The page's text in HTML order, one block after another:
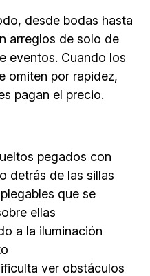
desde bodas hasta
arreglos de solo de
eventos. Cuando los
omiten por rapidez,
pagan el precio.
pegados con
detrás de las sillas
que se
ellas
a la iluminación
ver obstáculos